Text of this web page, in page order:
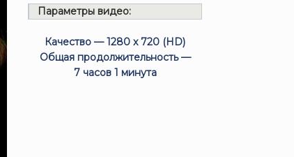
Параметры видео:
Качество — 1280 x 720 (HD)
Общая продолжительность —
7 часов 1 минута